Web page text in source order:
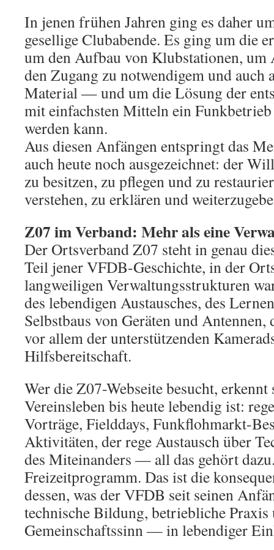
In jenen frühen Jahren ging es daher
gesellige Clubabende. Es ging um die
um den Aufbau von Klubstationen,
den Zugang zu notwendigem und auch
Material — und um die Lösung der
mit einfachsten Mitteln ein
werden kann.
Aus diesen Anfängen entspringt das
auch heute noch ausgezeichnet: der
zu besitzen, zu pflegen und zu
verstehen, zu erklären und
Z07 im Verband: Mehr als eine
Der Ortsverband Z07 steht in genau
Teil jener VFDB-Geschichte, in der
langweiligen Verwaltungsstrukturen
des lebendigen Austausches, des
Selbstbaus von Geräten und
vor allem der unterstützenden
Hilfsbereitschaft.
Wer die Z07-Webseite besucht, erkennt
Vereinsleben bis heute lebendig ist:
Vorträge, Fielddays, Funkflohmarkt-
Aktivitäten, der rege Austausch über
des Miteinanders — all das gehört
Freizeitprogramm. Das ist die
dessen, was der VFDB seit seinen
technische Bildung, betriebliche Praxis
Gemeinschaftssinn — in lebendiger